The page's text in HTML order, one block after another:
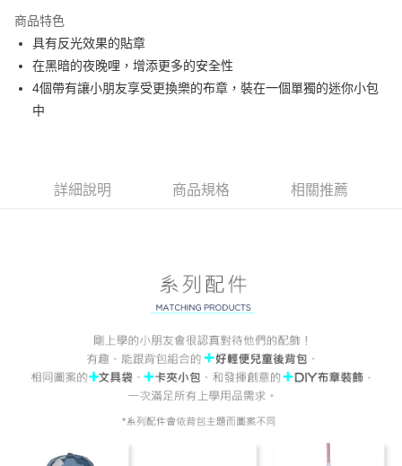
Hami Point
相關說明
「Hami Point」為中華電信所提供之點數服務，可於會員專區綁定中華電信
會員帳號後，即可在購物車使用 Hami Point 折抵消費金額 (1點等於1元)。
ATM付款
付款後全家取貨
每筆NT$80，滿NT$999(含以上)免運費
每筆NT$80，滿NT$999(含以上)免運費
宅配-離島
每筆NT$80，滿NT$999(含以上)免運費
每筆NT$80，滿NT$999(含以上)免運費
商品特色
具有反光效果的貼章
在黑暗的夜晚哩，增添更多的安全性
4個帶有讓小朋友享受更換樂的布章，裝在一個單獨的迷你小包
中
詳細說明 商品規格 相關推薦